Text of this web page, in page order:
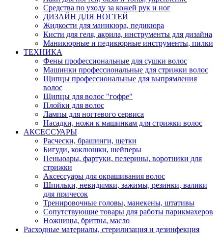
Средства по уходу за кожей рук и ног
ДИЗАЙН ДЛЯ НОГТЕЙ
Жидкости для маникюра, педикюра
Кисти для геля, акрила, инструменты для дизайна
Маникюрные и педикюрные инструменты, пилки
ТЕХНИКА
Фены профессиональные для сушки волос
Машинки профессиональные для стрижки волос
Щипцы профессиональные для выпрямления
волос
Щипцы для волос "гофре"
Плойки для волос
Лампы для ногтевого сервиса
Насадки, ножи к машинкам для стрижки волос
АКСЕССУАРЫ
Расчески, брашинги, щетки
Бигуди, коклюшки, шейперы
Пеньюары, фартуки, пелерины, воротники для
стрижки
Аксессуары для окрашивания волос
Шпильки, невидимки, зажимы, резинки, валики
для причесок
Тренировочные головы, манекены, штативы
Сопутствующие товары для работы парикмахеров
Ножницы, бритвы, масло
Расходные материалы, стерилизация и дезинфекция